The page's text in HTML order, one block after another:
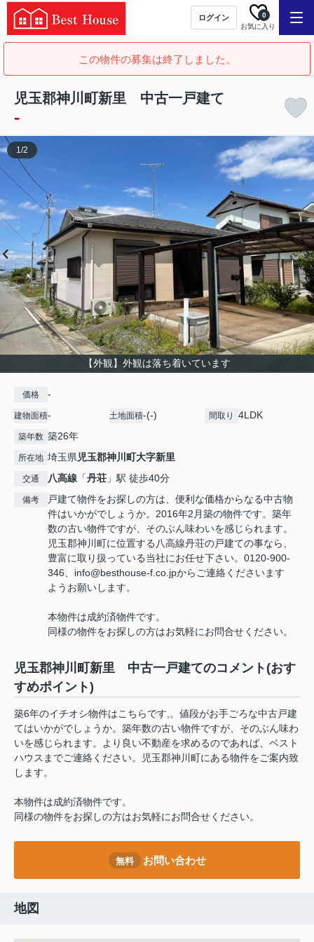
ログイン
お気に入り
0
この物件の募集は終了しました。
児玉郡神川町新里 中古一戸建て
-
【外観】外観は落ち着いています
1/2
価格 -
建物面積- 土地面積-(-) 間取り 4LDK
築年数 築26年
所在地 埼玉県児玉郡神川町大字新里
交通 八高線 「丹荘 」駅 徒歩40分
備考
戸建て物件をお探しの方は、便利な価格からなる中古物
件はいかがでしょうか。2016年2月築の物件です。築年
数の古い物件ですが、そのぶん味わいを感じられます。
児玉郡神川町に位置する八高線丹荘の戸建ての事なら、
豊富に取り扱っている当社にお任せ下さい。0120-900-
346、info@besthouse-f.co.jpからご連絡くださいます
ようお願いします。
本物件は成約済物件です。
同様の物件をお探しの方はお気軽にお問合せください。
児玉郡神川町新里 中古一戸建てのコメント(おす
すめポイント)
築6年のイチオシ物件はこちらです,。値段がお手ごろな中古戸建
てはいかがでしょうか。築年数の古い物件ですが、そのぶん味わ
いを感じられます。より良い不動産を求めるのであれば、ベスト
ハウスまでご連絡ください。児玉郡神川町にある物件をご案内致
します。
本物件は成約済物件です。
同様の物件をお探しの方はお気軽にお問合せください。
無料 お問い合わせ
地図